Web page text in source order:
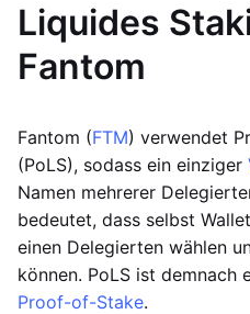
Liquides
Fantom
Fantom (FTM) verwendet
(PoLS), sodass ein einziger
Namen mehrerer
bedeutet, dass selbst
einen Delegierten wählen
können. PoLS ist demnach
Proof-of-Stake.